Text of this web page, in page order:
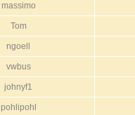
massimo
Tom
ngoell
vwbus
johnyf1
pohlipohl